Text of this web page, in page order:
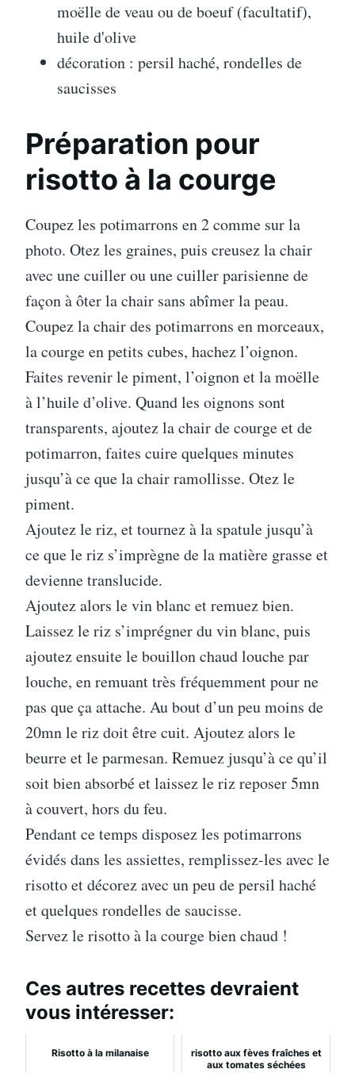
moëlle de veau ou de boeuf (facultatif),
huile d'olive
décoration : persil haché, rondelles de
saucisses
Préparation pour
risotto à la courge
Coupez les potimarrons en 2 comme sur la
photo. Otez les graines, puis creusez la chair
avec une cuiller ou une cuiller parisienne de
façon à ôter la chair sans abîmer la peau.
Coupez la chair des potimarrons en morceaux,
la courge en petits cubes, hachez l’oignon.
Faites revenir le piment, l’oignon et la moëlle
à l’huile d’olive. Quand les oignons sont
transparents, ajoutez la chair de courge et de
potimarron, faites cuire quelques minutes
jusqu’à ce que la chair ramollisse. Otez le
piment.
Ajoutez le riz, et tournez à la spatule jusqu’à
ce que le riz s’imprègne de la matière grasse et
devienne translucide.
Ajoutez alors le vin blanc et remuez bien.
Laissez le riz s’imprégner du vin blanc, puis
ajoutez ensuite le bouillon chaud louche par
louche, en remuant très fréquemment pour ne
pas que ça attache. Au bout d’un peu moins de
20mn le riz doit être cuit. Ajoutez alors le
beurre et le parmesan. Remuez jusqu’à ce qu’il
soit bien absorbé et laissez le riz reposer 5mn
à couvert, hors du feu.
Pendant ce temps disposez les potimarrons
évidés dans les assiettes, remplissez-les avec le
risotto et décorez avec un peu de persil haché
et quelques rondelles de saucisse.
Servez le risotto à la courge bien chaud !
Ces autres recettes devraient
vous intéresser:
Risotto à la milanaise
risotto aux fèves fraîches et
aux tomates séchées